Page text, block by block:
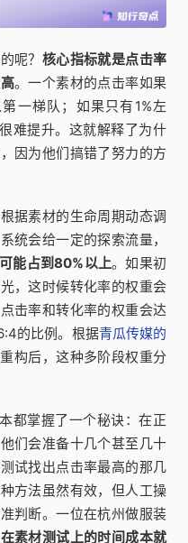
呢？ 核心指标就是点击率
。一个素材的点击率如果
一梯队；如果只有1%左
难提升。这就解释了为什
因为他们搞错了努力的方
据素材的生命周期动态调
统会给一定的探索流量，
能占到80%以上。如果初
，这时候转化率的权重会
击率和转化率的权重会达
的比例。根据青瓜传媒的
构后，这种多阶段权重分
都掌握了一个秘诀：在正
们会准备十几个甚至几十
试找出点击率最高的那几
方法虽然有效，但人工操
判断。一位在杭州做服装
素材测试上的时间成本就